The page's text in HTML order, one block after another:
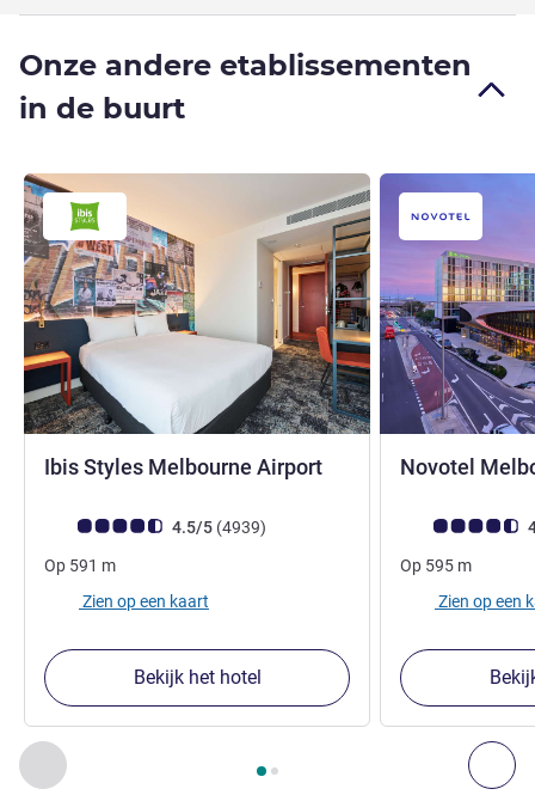
Onze andere etablissementen
in de buurt
Vorige - Onze andere etablissementen in de buurt
Pagina , Onze andere etablissementen in de buurt 1
Ibis Styles Melbourne Airport4 sterren
Avis-klantbeoordeling (ALL beoordeling)
4.5/5 (4939beoordelingen
)
Op 591 m
Zien op een kaart
Bekijk het hotel
Novotel
Avis-
Op 595 m
Zien op een